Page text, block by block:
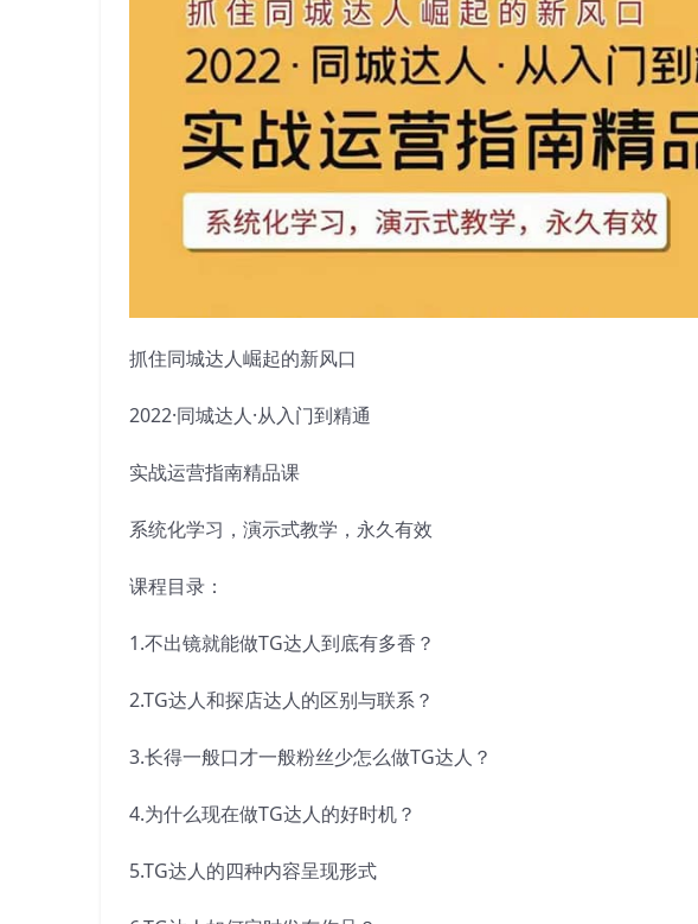
抓住同城达人崛起的新风口
2022·同城达人·从入门到精通
实战运营指南精品课
系统化学习，演示式教学，永久有效
课程目录：
1.不出镜就能做TG达人到底有多香？
2.TG达人和探店达人的区别与联系？
3.长得一般口才一般粉丝少怎么做TG达人？
4.为什么现在做TG达人的好时机？
5.TG达人的四种内容呈现形式